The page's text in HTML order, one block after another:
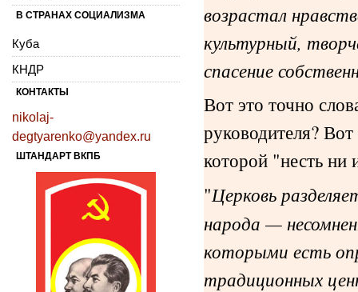
возрастал
культурный,
спасение
Вот это точно
руководителя?
которой "несть ни
"Церковь
народа —
которыми есть
традиционных
В СТРАНАХ СОЦИАЛИЗМА
Куба
КНДР
КОНТАКТЫ
nikolaj-
degtyarenko@yandex.ru
ШТАНДАРТ ВКПБ